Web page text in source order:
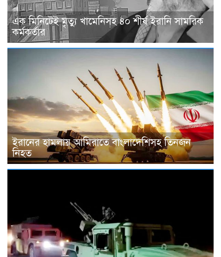
এক মিনিটেই মৃত্যু খামেনিসহ ৪০ শীর্ষ ইরানি সামরিক
কর্মকর্তার
ইরানের হামলায় আমিরাতে বাংলাদেশিসহ তিনজন
নিহত